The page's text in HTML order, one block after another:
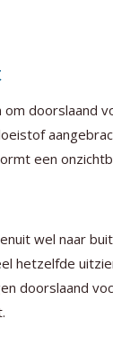
doorslaand
een
wel naar
hetzelfde
doorslaand